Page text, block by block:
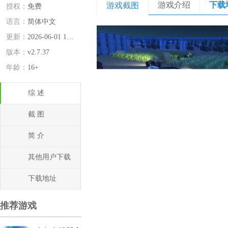
授权： 免费
语言： 简体中文
更新：
2026-06-01 17:34:03
版本： v2.7.37
年龄： 16+
综 述
截 图
简 介
其他用户下载
下载地址
推荐游戏
游戏截图 游戏介绍 下载